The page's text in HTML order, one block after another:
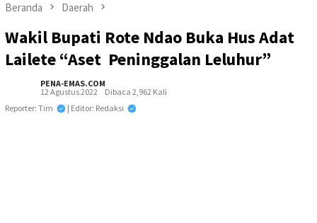
Beranda Daerah
Wakil Bupati Rote Ndao Buka Hus Adat
Lailete “Aset Peninggalan Leluhur”
PENA-EMAS.COM
12 Agustus 2022
Dibaca 2,962 Kali
Reporter: Tim
| Editor: Redaksi